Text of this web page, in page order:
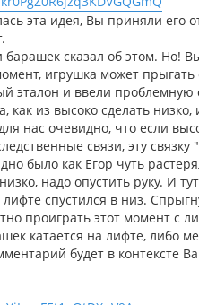
эта идея, Вы приняли его
сказал об этом. Но!
игрушка может
эталон и ввели проблемную
из высоко сделать низко,
нас очевидно, что если
связи, эту связку
было как Егор чуть
надо опустить руку. И
спустился в низ.
проиграть этот момент с
катается на лифте, либо
будет в контексте